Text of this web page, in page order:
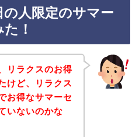
人限定のサマー
！
リラクスのお得
けど、リラクス
お得なサマーセ
いないのかな